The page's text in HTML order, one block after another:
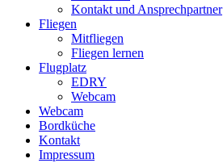
Kontakt und Ansprechpartner
Fliegen
Mitfliegen
Fliegen lernen
Flugplatz
EDRY
Webcam
Webcam
Bordküche
Kontakt
Impressum